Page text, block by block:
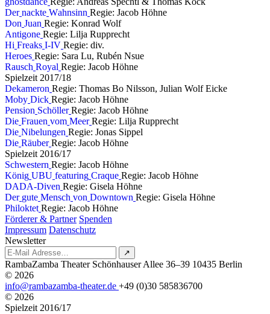
Der nackte Wahnsinn Regie: Jacob Höhne
Don Juan Regie: Konrad Wolf
Antigone Regie: Lilja Rupprecht
Hi Freaks I-IV Regie: div.
Heroes Regie: Sara Lu, Rubén Nsue
Rausch Royal Regie: Jacob Höhne
Spielzeit 201 7/18
Dekameron Regie: Thomas Bo Nilsson, Julian Wolf Eicke
Moby Dick Regie: Jacob Höhne
Pension Schöller Regie: Jacob Höhne
Die Frauen vom Meer Regie: Lilja Rupprecht
Die Nibelungen Regie: Jonas Sippel
Die Räuber Regie: Jacob Höhne
Spielzeit 2016/1 7
Schwestern Regie: Jacob Höhne
König UBU featuring Craque Regie: Jacob Höhne
DADA-Diven Regie: Gisela Höhne
Der gute Mensch von Downtown Regie: Gisela Höhne
Philoktet Regie: Jacob Höhne
Förderer & Partner Spenden
Impressum Datenschutz
Newsletter
↗
RambaZamba Theater Schönhauser Allee 36–39 10435 Berlin
© 2026
info@rambazamba-theater.de +49 (0)30 585836700
© 2026
Spielzeit 2016/17